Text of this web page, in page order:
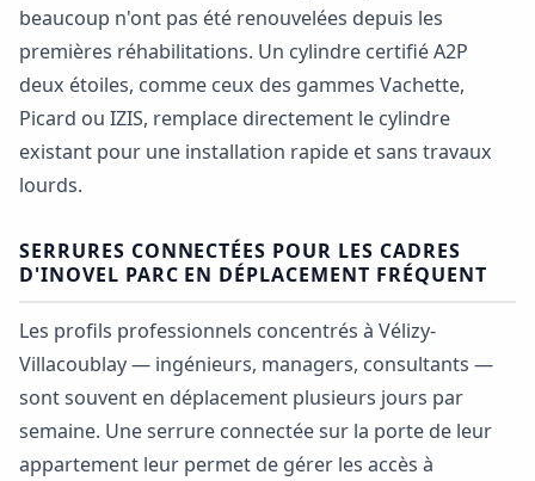
beaucoup n'ont pas été renouvelées depuis les
premières réhabilitations. Un cylindre certifié A2P
deux étoiles, comme ceux des gammes Vachette,
Picard ou IZIS, remplace directement le cylindre
existant pour une installation rapide et sans travaux
lourds.
SERRURES CONNECTÉES POUR LES CADRES
D'INOVEL PARC EN DÉPLACEMENT FRÉQUENT
Les profils professionnels concentrés à Vélizy-
Villacoublay — ingénieurs, managers, consultants —
sont souvent en déplacement plusieurs jours par
semaine. Une serrure connectée sur la porte de leur
appartement leur permet de gérer les accès à